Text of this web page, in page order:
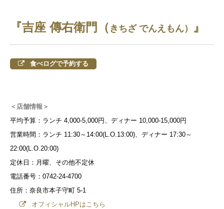
『吉座 傳右衛門（ きちざ でんえもん） 』
食べログで予約する
＜店舗情報＞
平均予算：ランチ 4,000-5,000円、ディナー 10,000-15,000円
営業時間：ランチ 11:30～14:00(L.O.13:00)、ディナー 17:30～
22:00(L.O.20:00)
定休日：月曜、その他不定休
電話番号：0742-24-4700
住所：奈良市本子守町 5-1
オフィシャルHPはこちら